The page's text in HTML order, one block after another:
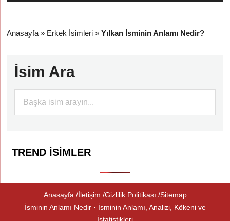
Anasayfa » Erkek İsimleri »Yılkan İsminin Anlamı Nedir?
İsim Ara
TREND İSIMLER
Anasayfa İletişim Gizlilik Politikası Sitemap
İsminin Anlamı Nedir · İsminin Anlamı, Analizi, Kökeni ve
İstatistikleri